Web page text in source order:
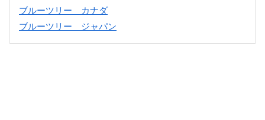
ブルーツリー カナダ
ブルーツリー ジャパン